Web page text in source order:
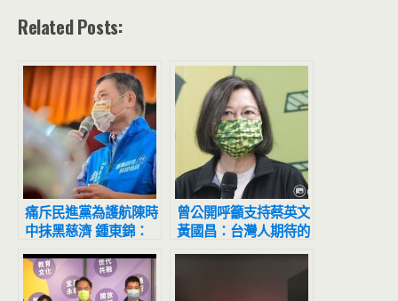
Related Posts:
痛斥民進黨為護航陳時
中抹黑慈濟 鍾東錦：
台灣人能忍嗎？
曾公開呼籲支持蔡英文
黃國昌：台灣人期待的
不是「民進黨的總統」